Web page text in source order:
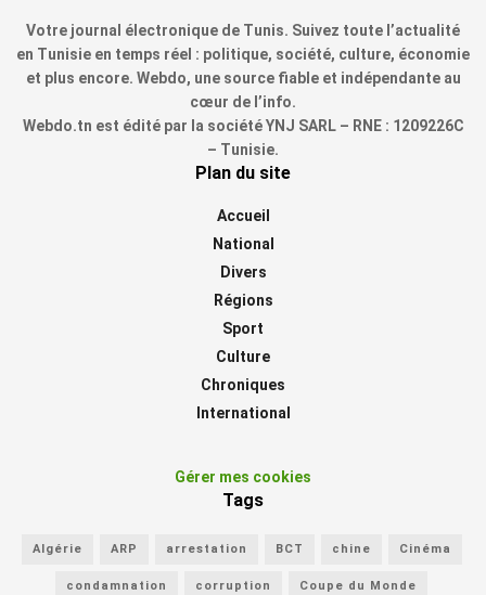
Votre journal électronique de Tunis. Suivez toute l’actualité
en Tunisie en temps réel : politique, société, culture, économie
et plus encore. Webdo, une source fiable et indépendante au
cœur de l’info.
Webdo.tn est édité par la société YNJ SARL – RNE : 1209226C
– Tunisie.
Plan du site
Accueil
National
Divers
Régions
Sport
Culture
Chroniques
International
Gérer mes cookies
Tags
Algérie ARP arrestation BCT chine Cinéma
condamnation corruption Coupe du Monde